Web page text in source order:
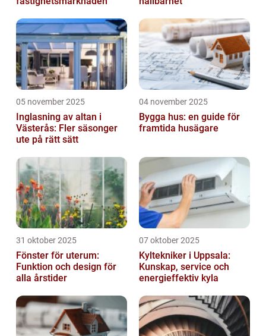
05 november 2025
Inglasning av altan i
Västerås: Fler säsonger
ute på rätt sätt
04 november 2025
Bygga hus: en guide för
framtida husägare
31 oktober 2025
Fönster för uterum:
Funktion och design för
alla årstider
07 oktober 2025
Kyltekniker i Uppsala:
Kunskap, service och
energieffektiv kyla